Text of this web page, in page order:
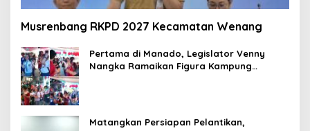
Musrenbang RKPD 2027 Kecamatan Wenang
Pertama di Manado, Legislator Venny
Nangka Ramaikan Figura Kampung
Matangkan Persiapan Pelantikan,